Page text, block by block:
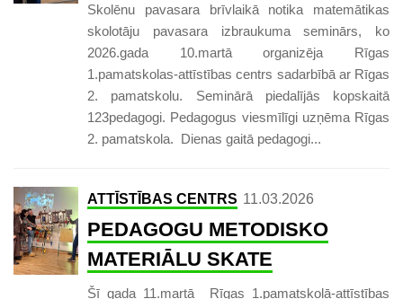
Skolēnu pavasara brīvlaikā notika matemātikas
skolotāju pavasara izbraukuma seminārs, ko
2026.gada 10.martā organizēja Rīgas
1.pamatskolas-attīstības centrs sadarbībā ar Rīgas
2. pamatskolu. Seminārā piedalījās kopskaitā
123pedagogi. Pedagogus viesmīlīgi uzņēma Rīgas
2. pamatskola. Dienas gaitā pedagogi...
ATTĪSTĪBAS CENTRS 11.03.2026
PEDAGOGU METODISKO
MATERIĀLU SKATE
Šī gada 11.martā Rīgas 1.pamatskolā-attīstības